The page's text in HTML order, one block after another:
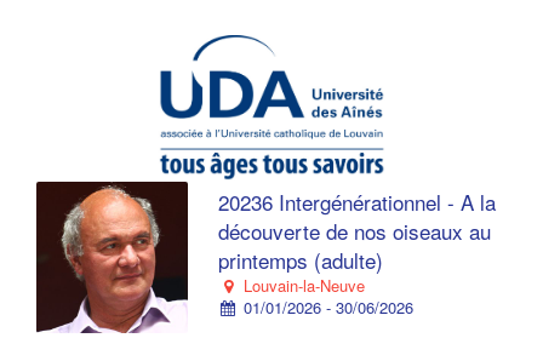
20236 Intergénérationnel - A la
découverte de nos oiseaux au
printemps (adulte)
Louvain-la-Neuve
01/01/2026 - 30/06/2026